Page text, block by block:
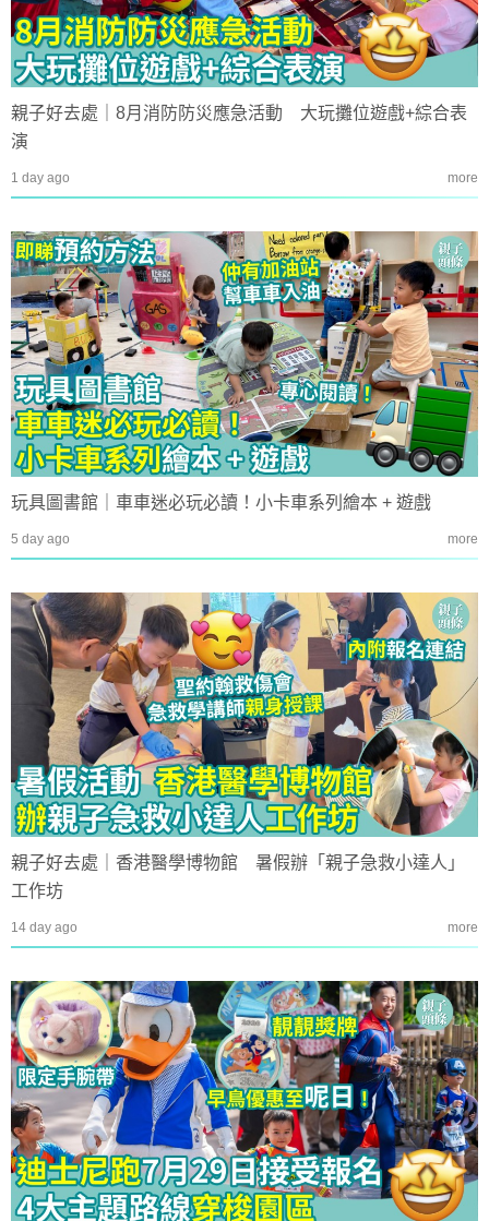
親子好去處｜8月消防防災應急活動 大玩攤位遊戲+綜合表
演
1 day ago more
玩具圖書館｜車車迷必玩必讀！小卡車系列繪本 + 遊戲
5 day ago more
親子好去處｜香港醫學博物館 暑假辦「親子急救小達人」
工作坊
14 day ago more